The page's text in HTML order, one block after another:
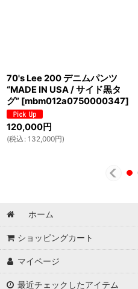
70's Lee 200 デニムパンツ
“MADE IN USA / サイド黒タ
グ” [mbm012a0750000347]
120,000円
(税込 : 132,000円)
ホーム
ショッピングカート
マイページ
最近チェックしたアイテム